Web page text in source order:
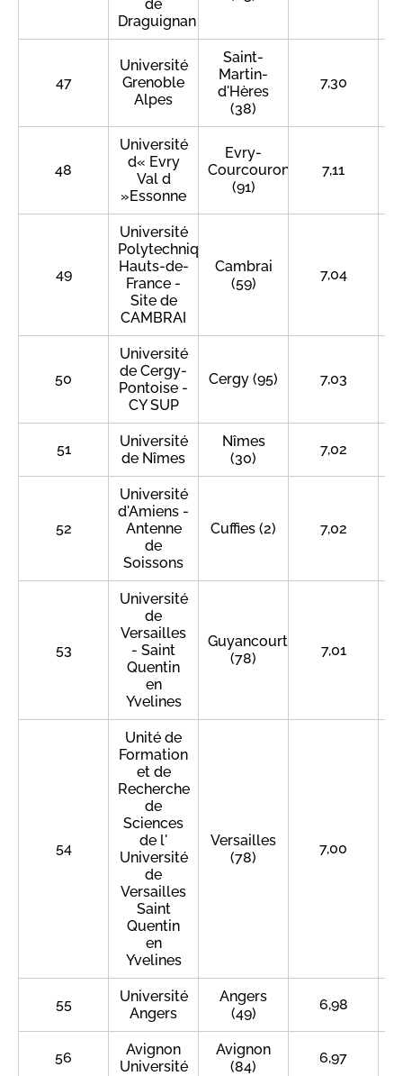
de
Draguignan
47
Université
Grenoble
Alpes
Saint-
Martin-
d'Hères
(38)
7,30
48
Université
d« Evry
Val d
»Essonne
Evry-
Courcouronnes
(91)
7,11
49
Université
Polytechnique
Hauts-de-
France -
Site de
CAMBRAI
Cambrai
(59)
7,04
50
Université
de Cergy-
Pontoise -
CY SUP
Cergy (95) 7,03
51
Université
de Nîmes
Nîmes
(30)
7,02
52
Université
d'Amiens -
Antenne
de
Soissons
Cuffies (2) 7,02
53
Université
de
Versailles
- Saint
Quentin
en
Yvelines
Guyancourt
(78)
7,01
54
Unité de
Formation
et de
Recherche
de
Sciences
de l'
Université
de
Versailles
Saint
Quentin
en
Yvelines
Versailles
(78)
7,00
55
Université
Angers
Angers
(49)
6,98
56
Avignon
Université
Avignon
(84)
6,97